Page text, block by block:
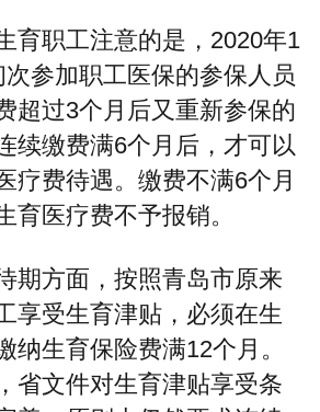
育职工注意的是，2020年1
次参加职工医保的参保人员
超过3个月后又重新参保的
续缴费满6个月后，才可以
疗费待遇。缴费不满6个月
育医疗费不予报销。
期方面，按照青岛市原来
享受生育津贴，必须在生
纳生育保险费满12个月。
省文件对生育津贴享受条